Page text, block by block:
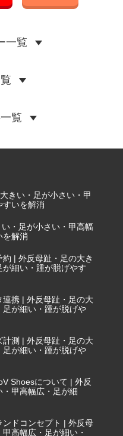
一覧
覧
きい・足が小さい・甲
すいを解消
・足が小さい・甲高幅
を解消
約 | 外反母趾・足の大き
細い・踵が脱げやす
連携 | 外反母趾・足の大
足が細い・踵が脱げや
計測 | 外反母趾・足の大
足が細い・踵が脱げや
Shoesについて | 外反
甲高幅広・足が細
ンドコンセプト | 外反母
高幅広・足が細い・